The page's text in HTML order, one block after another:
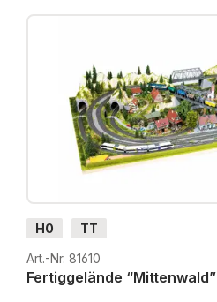
H0
TT
Art.-Nr. 81610
Fertiggelände “Mittenwald”